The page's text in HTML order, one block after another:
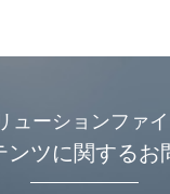
ューションファ
ンツに関するお